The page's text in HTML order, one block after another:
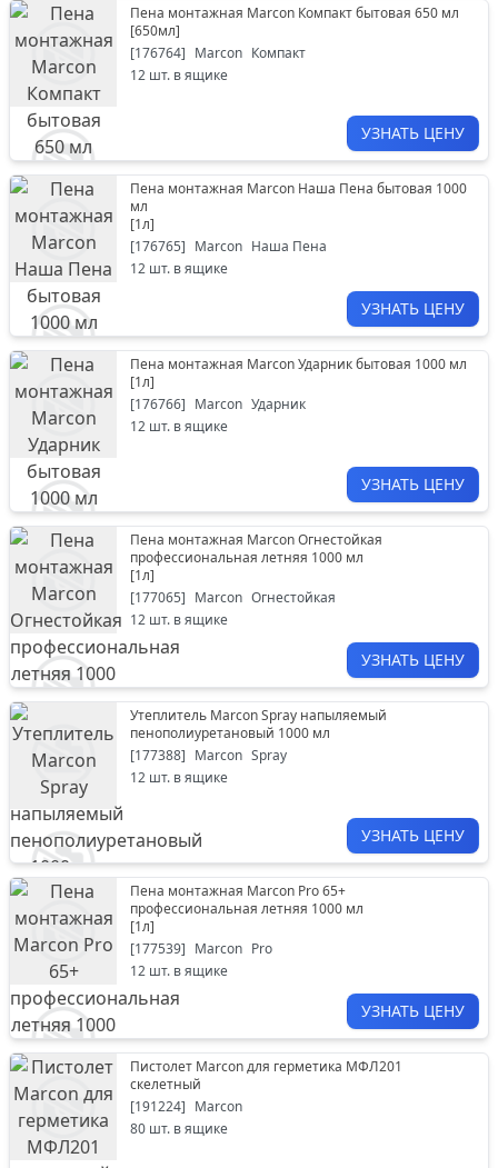
Пена монтажная Marcon Компакт бытовая 650 мл
[650мл]
[176764] Marcon Компакт
12 шт. в ящике
УЗНАТЬ ЦЕНУ
Пена монтажная Marcon Наша Пена бытовая 1000
мл
[1л]
[176765] Marcon Наша Пена
12 шт. в ящике
УЗНАТЬ ЦЕНУ
Пена монтажная Marcon Ударник бытовая 1000 мл
[1л]
[176766] Marcon Ударник
12 шт. в ящике
УЗНАТЬ ЦЕНУ
Пена монтажная Marcon Огнестойкая
профессиональная летняя 1000 мл
[1л]
[177065] Marcon Огнестойкая
12 шт. в ящике
УЗНАТЬ ЦЕНУ
Утеплитель Marcon Spray напыляемый
пенополиуретановый 1000 мл
[177388] Marcon Spray
12 шт. в ящике
УЗНАТЬ ЦЕНУ
Пена монтажная Marcon Pro 65+
профессиональная летняя 1000 мл
[1л]
[177539] Marcon Pro
12 шт. в ящике
УЗНАТЬ ЦЕНУ
Пистолет Marcon для герметика МФЛ201
скелетный
[191224] Marcon
80 шт. в ящике